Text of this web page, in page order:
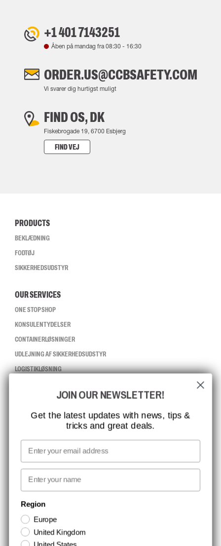
+1 401 7143251
Åben på mandag fra08:30- 16:30
ORDER.US@CCBSAFETY.COM
Vi svarer dig hurtigst muligt
FIND OS, DK
Fiskebrogade 19, 6700 Esbjerg
FIND VEJ
PRODUCTS
BEKLÆDNING
FODTØJ
SIKKERHEDSUDSTYR
OUR SERVICES
ONE STOP SHOP
KONSULENTYDELSER
CONTAINERLØSNINGER
UDLEJNING AF SIKKERHEDSUDSTYR
LOGISTIKLØSNING
ISO-CERTIFICERING
GLOBAL RÆKKEVIDDE
MISSION, VISION OG VÆRDIER
KONTAKT
NYHEDSBREV TILMELDING
Hold dig opdateret med gode tilbud og produktnyheder. Din e-mail
opbevares sikkert og du kan til enhver tid
JOIN OUR NEWSLETTER!
Get the latest updates with news, tips &
tricks and great deals.
Email
First name
Region
Europe
United Kingdom